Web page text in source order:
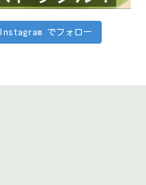
Instagram でフォロー